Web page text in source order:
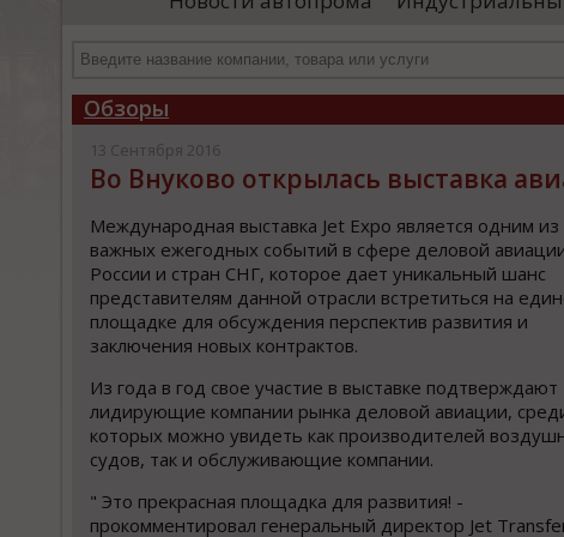
проводятся необходимые проверки, после
Обзоры
13 Сентября 2016
Во Внуково открылась выставка
Международная выставка Jet Expo является одним
важных ежегодных событий в сфере деловой
России и стран СНГ, которое дает уникальный шанс
представителям данной отрасли встретиться на
площадке для обсуждения перспектив развития и
заключения новых контрактов.
Из года в год свое участие в выставке подтверждают
лидирующие компании рынка деловой авиации,
которых можно увидеть как производителей
судов, так и обслуживающие компании.
" Это прекрасная площадка для развития! -
прокомментировал генеральный директор Jet